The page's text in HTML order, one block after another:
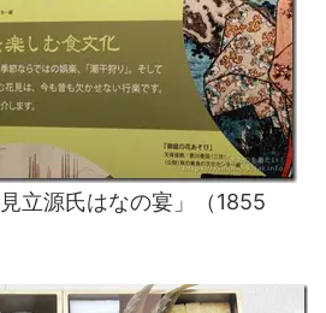
立源氏はなの宴」（1855